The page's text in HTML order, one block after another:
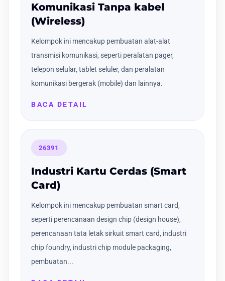
Komunikasi Tanpa kabel
(Wireless)
Kelompok ini mencakup pembuatan alat-alat
transmisi komunikasi, seperti peralatan pager,
telepon selular, tablet seluler, dan peralatan
komunikasi bergerak (mobile) dan lainnya.
BACA DETAIL
26391
Industri Kartu Cerdas (Smart
Card)
Kelompok ini mencakup pembuatan smart card,
seperti perencanaan design chip (design house),
perencanaan tata letak sirkuit smart card, industri
chip foundry, industri chip module packaging,
pembuatan...